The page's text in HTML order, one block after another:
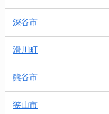
深谷市
滑川町
熊谷市
狭山市